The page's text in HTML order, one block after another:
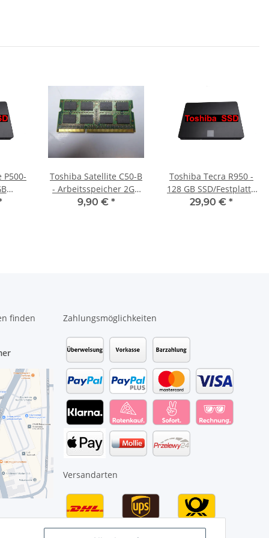
P500-
Toshiba Satellite C50-B
- Arbeitsspeicher 2GB
RAM Memory DDR3
9,90 € *
Toshiba Tecra R950 -
128 GB SSD/Festplatte
SATA
29,90 € *
finden
Zahlungsmöglichkeiten
Versandarten